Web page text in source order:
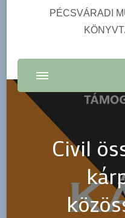
PÉCSVÁRADI
Civil